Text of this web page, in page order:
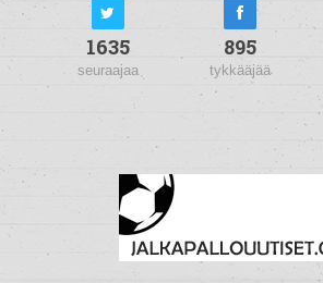
1635
seuraajaa
895
tykkääjää